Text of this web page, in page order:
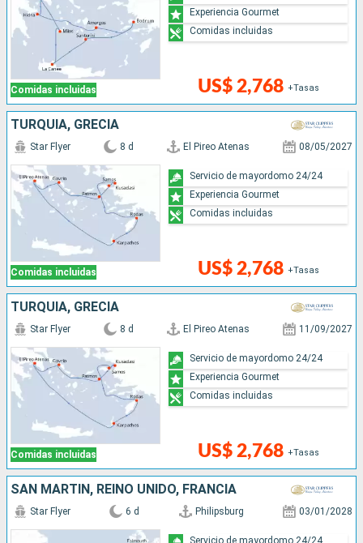
Comidas incluidas US$ 2,768 +Tasas
Experiencia Gourmet
Comidas incluidas
TURQUÍA, GRECIA
Comidas incluidas
Star Flyer 8 d El Pireo Atenas 08/05/2027
US$ 2,768 +Tasas
Servicio de mayordomo 24/24
Experiencia Gourmet
Comidas incluidas
TURQUÍA, GRECIA
Comidas incluidas
Star Flyer 8 d El Pireo Atenas 11/09/2027
US$ 2,768 +Tasas
Servicio de mayordomo 24/24
Experiencia Gourmet
Comidas incluidas
SAN MARTÍN, REINO UNIDO, FRANCIA
Star Flyer 6 d Philipsburg 03/01/2028
Servicio de mayordomo 24/24